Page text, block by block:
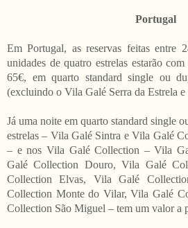
Portugal
Em Portugal, as reservas feitas entre
unidades de quatro estrelas estarão
65€, em quarto standard single ou
(excluindo o Vila Galé Serra da Estrela
Já uma noite em quarto standard single
estrelas – Vila Galé Sintra e Vila Galé
– e nos Vila Galé Collection – Vila
Galé Collection Douro, Vila Galé
Collection Elvas, Vila Galé
Collection Monte do Vilar, Vila Galé
Collection São Miguel – tem um valor a